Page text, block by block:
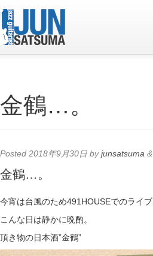
Live Schedule
Photo
YouTube
Online Lesson
金鶴…。
Posted 2018年9月30日 byjunsatsuma &
金鶴…。
今宵は台風のため491HOUSEでのライ
こんな日は静かに晩酌。
頂き物の日本酒”金鶴”